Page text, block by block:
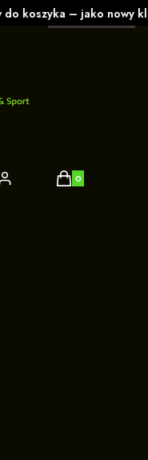
polski zł
Produkty w